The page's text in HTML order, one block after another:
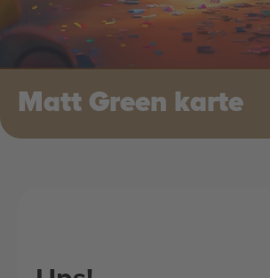
Matt Green karte